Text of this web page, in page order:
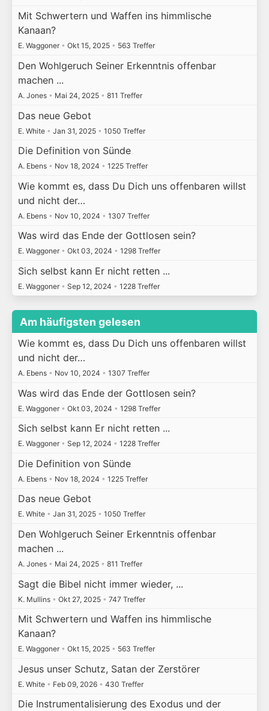
Mit Schwertern und Waffen ins himmlische
Kanaan?
E. Waggoner • Okt 15, 2025 • 563 Treffer
Den Wohlgeruch Seiner Erkenntnis offenbar
machen ...
A. Jones • Mai 24, 2025 • 811 Treffer
Das neue Gebot
E. White • Jan 31, 2025 • 1050 Treffer
Die Definition von Sünde
A. Ebens • Nov 18, 2024 • 1225 Treffer
Wie kommt es, dass Du Dich uns offenbaren willst
und nicht der…
A. Ebens • Nov 10, 2024 • 1307 Treffer
Was wird das Ende der Gottlosen sein?
E. Waggoner • Okt 03, 2024 • 1298 Treffer
Sich selbst kann Er nicht retten ...
E. Waggoner • Sep 12, 2024 • 1228 Treffer
Am häufigsten gelesen
Wie kommt es, dass Du Dich uns offenbaren willst
und nicht der…
A. Ebens • Nov 10, 2024 • 1307 Treffer
Was wird das Ende der Gottlosen sein?
E. Waggoner • Okt 03, 2024 • 1298 Treffer
Sich selbst kann Er nicht retten ...
E. Waggoner • Sep 12, 2024 • 1228 Treffer
Die Definition von Sünde
A. Ebens • Nov 18, 2024 • 1225 Treffer
Das neue Gebot
E. White • Jan 31, 2025 • 1050 Treffer
Den Wohlgeruch Seiner Erkenntnis offenbar
machen ...
A. Jones • Mai 24, 2025 • 811 Treffer
Sagt die Bibel nicht immer wieder, ...
K. Mullins • Okt 27, 2025 • 747 Treffer
Mit Schwertern und Waffen ins himmlische
Kanaan?
E. Waggoner • Okt 15, 2025 • 563 Treffer
Jesus unser Schutz, Satan der Zerstörer
E. White • Feb 09, 2026 • 430 Treffer
Die Instrumentalisierung des Exodus und der